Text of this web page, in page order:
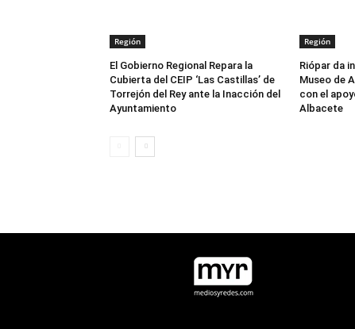
Región
El Gobierno Regional Repara la
Cubierta del CEIP ‘Las Castillas’ de
Torrejón del Rey ante la Inacción del
Ayuntamiento
Región
Riópar da
Museo de
con el
Albacete